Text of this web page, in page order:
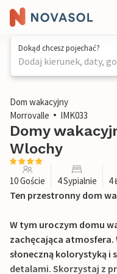
Dokąd chcesz pojechać?
Dodaj kierunek, daty,
1 / 47
Dom wakacyjny
Morrovalle
IMK033
Domy
Wlochy
10 Goście 4 Sypialnie 4
Ten przestronny dom
W tym uroczym domu
zachęcająca atmosfera.
słoneczną kolorystyką
detalami. Skorzystaj z